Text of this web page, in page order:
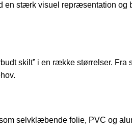
en stærk visuel repræsentation og
skilt” i en række størrelser.
selvklæbende folie, PVC og